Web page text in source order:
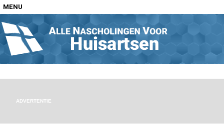
MENU
Home
Nascholingen op locatie (agenda)
ADVERTENTIE